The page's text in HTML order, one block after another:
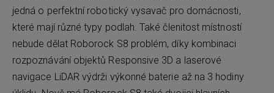
jedná o perfektní robotický vysavač pro domácnosti,
které mají různé typy podlah. Také členitost místností
nebude dělat Roborock S8 problém, díky kombinaci
rozpoznávání objektů Responsive 3D a laserové
navigace LiDAR výdrži výkonné baterie až na 3 hodiny